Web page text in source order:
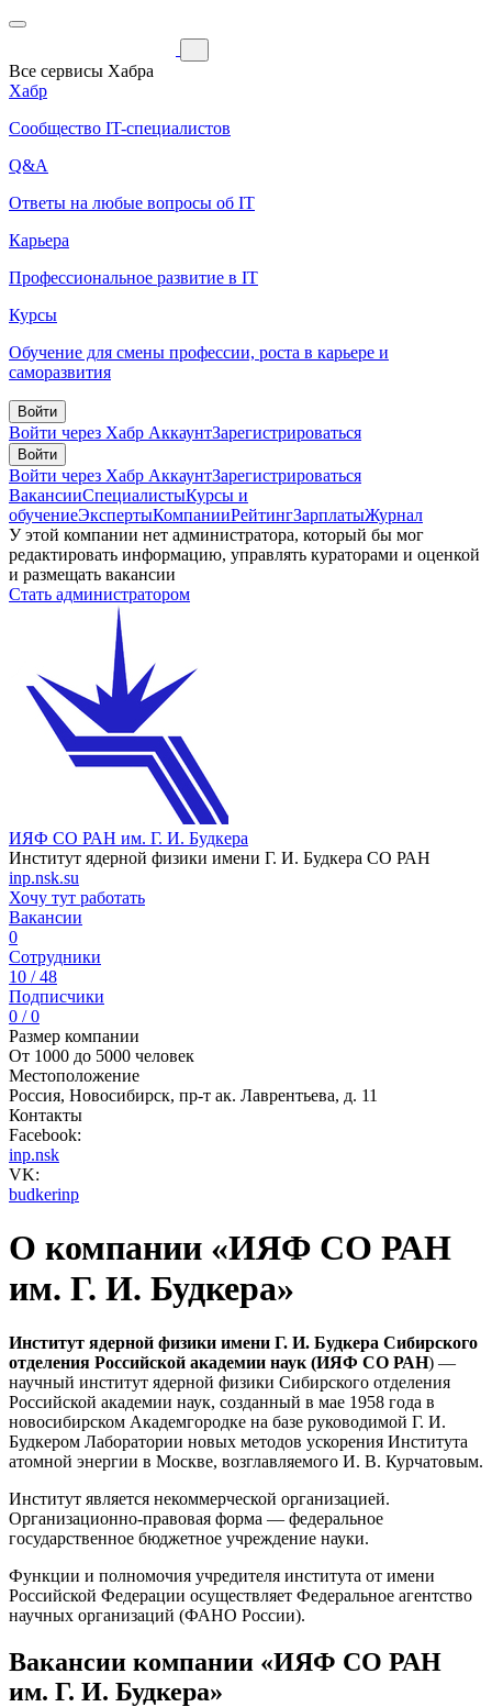
Все сервисы Хабра
Хабр
Сообщество IT-специалистов
Q&A
Ответы на любые вопросы об IT
Карьера
Профессиональное развитие в IT
Курсы
Обучение для смены профессии, роста в карьере и
саморазвития
Войти
Войти через Хабр АккаунтЗарегистрироваться
Войти
Войти через Хабр АккаунтЗарегистрироваться
ВакансииСпециалистыКурсы и
обучениеЭкспертыКомпанииРейтингЗарплатыЖурнал
У этой компании нет администратора, который бы мог
редактировать информацию, управлять кураторами и оценкой
и размещать вакансии
Стать администратором
ИЯФ СО РАН им. Г. И. Будкера
Институт ядерной физики имени Г. И. Будкера СО РАН
inp.nsk.su
Хочу тут работать
Вакансии
0
Сотрудники
10 / 48
Подписчики
0 / 0
Размер компании
От 1000 до 5000 человек
Местоположение
Россия, Новосибирск, пр-т ак. Лаврентьева, д. 11
Контакты
Facebook:
inp.nsk
VK:
budkerinp
О компании «ИЯФ СО РАН
им. Г. И. Будкера»
Институт ядерной физики имени Г. И. Будкера Сибирского
отделения Российской академии наук (ИЯФ СО РАН) —
научный институт ядерной физики Сибирского отделения
Российской академии наук, созданный в мае 1958 года в
новосибирском Академгородке на базе руководимой Г. И.
Будкером Лаборатории новых методов ускорения Института
атомной энергии в Москве, возглавляемого И. В. Курчатовым.
Институт является некоммерческой организацией.
Организационно-правовая форма — федеральное
государственное бюджетное учреждение науки.
Функции и полномочия учредителя института от имени
Российской Федерации осуществляет Федеральное агентство
научных организаций (ФАНО России).
Вакансии компании «ИЯФ СО РАН
им. Г. И. Будкера»